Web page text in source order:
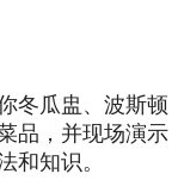
冬瓜盅、波斯顿
品，并现场演示
和知识。